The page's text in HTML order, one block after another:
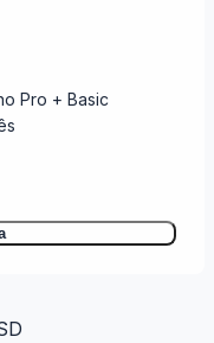
Pro + Basic